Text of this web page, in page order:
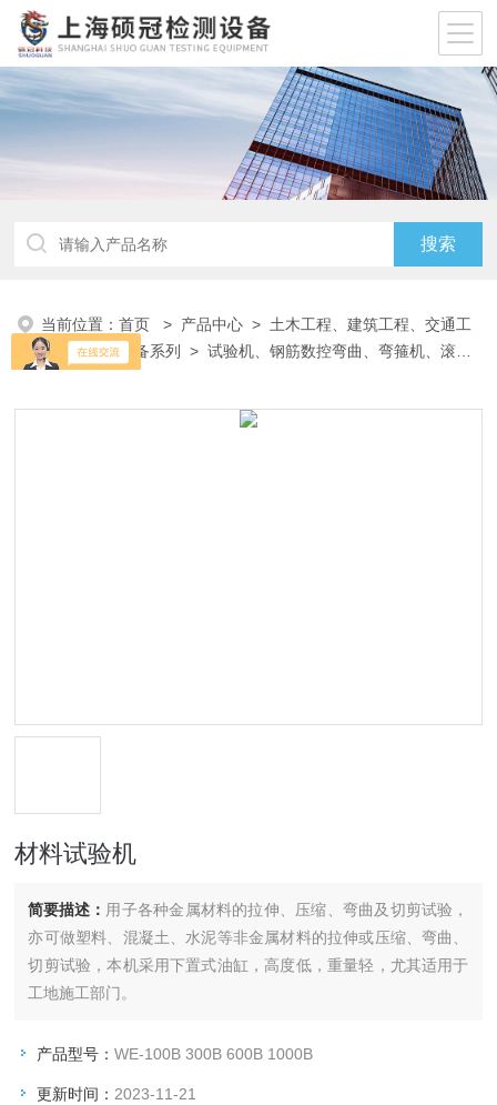
当前位置：首页 > 产品中心 > 土木工程、建筑工程、交通工
程试验仪器设备系列
>试验机、钢筋数控弯曲、弯箍机、滚焊
材料试验机
简要描述： 用子各种金属材料的拉伸、压缩、弯曲及切剪试验，
亦可做塑料、混凝土、水泥等非金属材料的拉伸或压缩、弯曲、
切剪试验，本机采用下置式油缸，高度低，重量轻，尤其适用于
工地施工部门。
产品型号：WE-100B 300B 600B 1000B
更新时间： 2023-11-21